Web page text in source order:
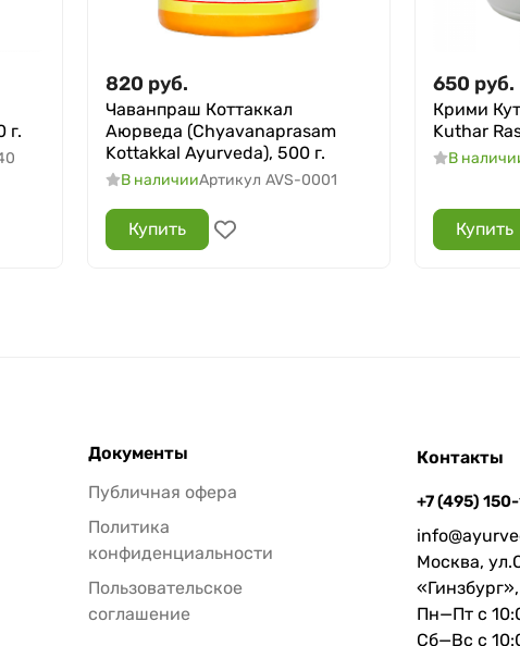
г.
820 руб.
Чаванпраш Коттаккал
Аюрведа (Chyavanaprasam
Kottakkal Ayurveda), 500 г.
В наличииАртикул AVS-0001
Купить
650 руб.
Крими
Kuthar
В
Купить
Документы
Публичная офера
Политика
конфиденциальности
Пользовательское
соглашение
Контакты
+7 (495) 150-
Москва,
Пн—Пт с
Сб—Вс с